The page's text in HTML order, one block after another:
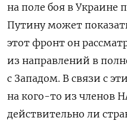
на поле боя в Украине
Путину может
этот фронт он
из направлений в
с Западом. В связи с
на кого-то из членов
действительно ли